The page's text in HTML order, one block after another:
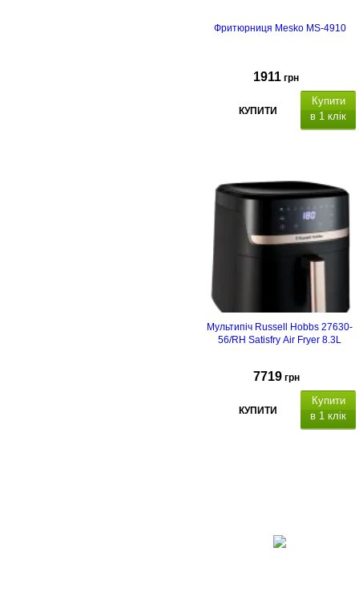
Фритюрниця Mesko MS-4910
1911 грн
КУПИТИ
Купити
в 1 клік
Мультипіч Russell Hobbs 27630-
56/RH Satisfry Air Fryer 8.3L
7719 грн
КУПИТИ
Купити
в 1 клік